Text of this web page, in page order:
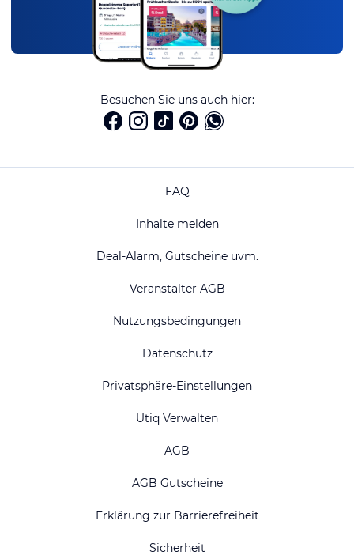
Besuchen Sie uns auch hier:
FAQ
Inhalte melden
Deal-Alarm, Gutscheine uvm.
Veranstalter AGB
Nutzungsbedingungen
Datenschutz
Privatsphäre-Einstellungen
Utiq Verwalten
AGB
AGB Gutscheine
Erklärung zur Barrierefreiheit
Sicherheit